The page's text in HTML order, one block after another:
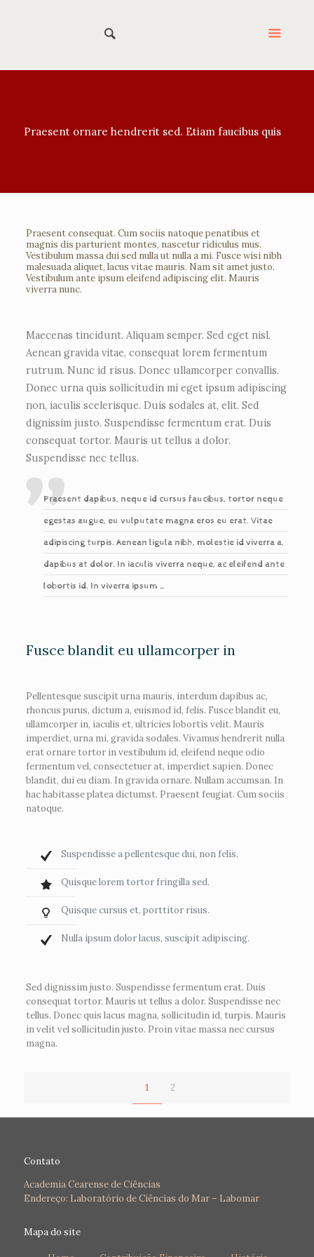
Praesent ornare hendrerit sed. Etiam faucibus quis
Praesent consequat. Cum sociis natoque penatibus et
magnis dis parturient montes, nascetur ridiculus mus.
Vestibulum massa dui sed nulla ut nulla a mi. Fusce wisi nibh
malesuada aliquet, lacus vitae mauris. Nam sit amet justo.
Vestibulum ante ipsum eleifend adipiscing elit. Mauris
viverra nunc.
Maecenas tincidunt. Aliquam semper. Sed eget nisl.
Aenean gravida vitae, consequat lorem fermentum
rutrum. Nunc id risus. Donec ullamcorper convallis.
Donec urna quis sollicitudin mi eget ipsum adipiscing
non, iaculis scelerisque. Duis sodales at, elit. Sed
dignissim justo. Suspendisse fermentum erat. Duis
consequat tortor. Mauris ut tellus a dolor.
Suspendisse nec tellus.
Praesent dapibus, neque id cursus faucibus, tortor neque
egestas augue, eu vulputate magna eros eu erat. Vitae
adipiscing turpis. Aenean ligula nibh, molestie id viverra a,
dapibus at dolor. In iaculis viverra neque, ac eleifend ante
lobortis id. In viverra ipsum …
Fusce blandit eu ullamcorper in
Pellentesque suscipit urna mauris, interdum dapibus ac,
rhoncus purus, dictum a, euismod id, felis. Fusce blandit eu,
ullamcorper in, iaculis et, ultricies lobortis velit. Mauris
imperdiet, urna mi, gravida sodales. Vivamus hendrerit nulla
erat ornare tortor in vestibulum id, eleifend neque odio
fermentum vel, consectetuer at, imperdiet sapien. Donec
blandit, dui eu diam. In gravida ornare. Nullam accumsan. In
hac habitasse platea dictumst. Praesent feugiat. Cum sociis
natoque.
Suspendisse a pellentesque dui, non felis.
Quisque lorem tortor fringilla sed.
Quisque cursus et, porttitor risus.
Nulla ipsum dolor lacus, suscipit adipiscing.
Sed dignissim justo. Suspendisse fermentum erat. Duis
consequat tortor. Mauris ut tellus a dolor. Suspendisse nec
tellus. Donec quis lacus magna, sollicitudin id, turpis. Mauris
in velit vel sollicitudin justo. Proin vitae massa nec cursus
magna.
1 2
Contato
Academia Cearense de Ciências
Endereço: Laboratório de Ciências do Mar – Labomar
Mapa do site